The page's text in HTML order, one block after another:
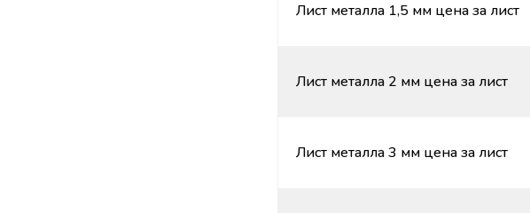
Лист металла 1,5 мм цена за лист
Лист металла 2 мм цена за лист
Лист металла 3 мм цена за лист